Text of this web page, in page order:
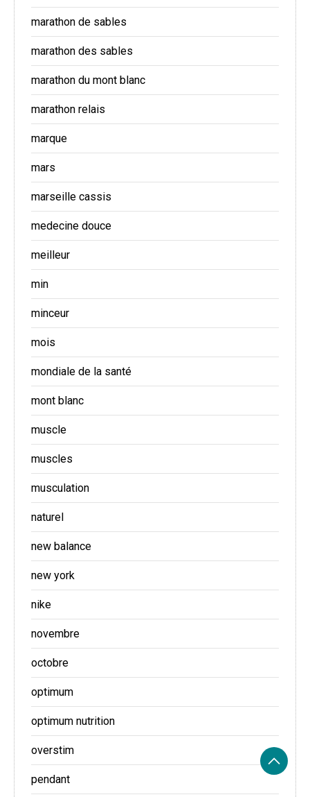
marathon de sables
marathon des sables
marathon du mont blanc
marathon relais
marque
mars
marseille cassis
medecine douce
meilleur
min
minceur
mois
mondiale de la santé
mont blanc
muscle
muscles
musculation
naturel
new balance
new york
nike
novembre
octobre
optimum
optimum nutrition
overstim
pendant